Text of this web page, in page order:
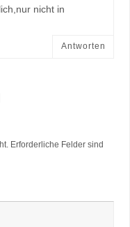
nicht in
Antworten
Erforderliche Felder sind